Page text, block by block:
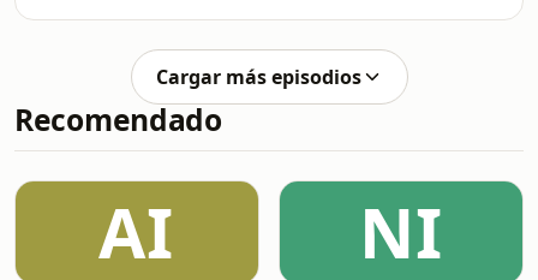
a suceder poltergeist en tu casa? En
este video te lo explicamos.
Cargar más episodios
Recomendado
AI NI